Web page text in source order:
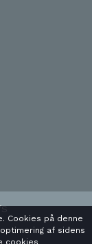
Cookies på denne
af sidens
cookies